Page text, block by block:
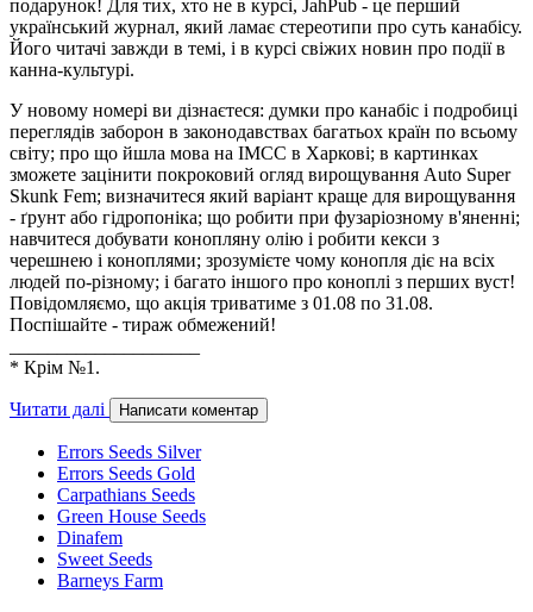
подарунок! Для тих, хто не в курсі, JahPub - це перший
український журнал, який ламає стереотипи про суть канабісу.
Його читачі завжди в темі, і в курсі свіжих новин про події в
канна-культурі.
У новому номері ви дізнаєтеся: думки про канабіс і подробиці
переглядів заборон в законодавствах багатьох країн по всьому
світу; про що йшла мова на IMCC в Харкові; в картинках
зможете зацінити покроковий огляд вирощування Auto Super
Skunk Fem; визначитеся який варіант краще для вирощування
- ґрунт або гідропоніка; що робити при фузаріозному в'яненні;
навчитеся добувати конопляну олію і робити кекси з
черешнею і коноплями; зрозумієте чому конопля діє на всіх
людей по-різному; і багато іншого про коноплі з перших вуст!
Повідомляємо, що акція триватиме з 01.08 по 31.08.
Поспішайте - тираж обмежений!
* Крім №1.
Читати далі Написати коментар
Errors Seeds Silver
Errors Seeds Gold
Carpathians Seeds
Green House Seeds
Dinafem
Sweet Seeds
Barneys Farm